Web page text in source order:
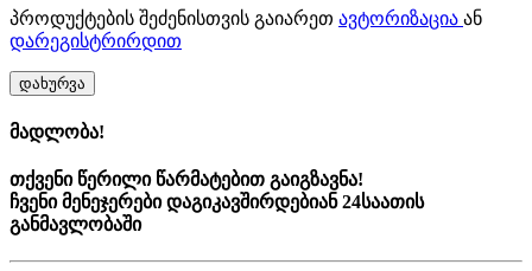
პროდუქტების შეძენისთვის გაიარეთ ავტორიზაცია ან
დარეგისტრირდით
დახურვა
მადლობა!
თქვენი წერილი წარმატებით გაიგზავნა!
ჩვენი მენეჯერები დაგიკავშირდებიან 24საათის
განმავლობაში